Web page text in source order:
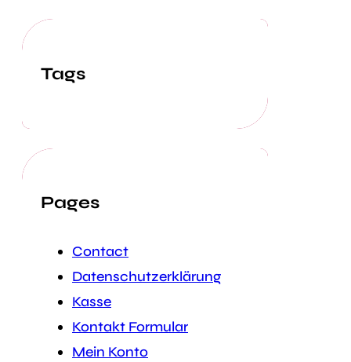
Tags
Pages
Contact
Datenschutzerklärung
Kasse
Kontakt Formular
Mein Konto